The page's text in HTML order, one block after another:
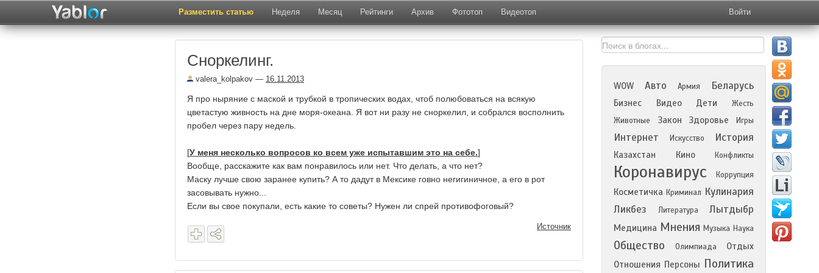
Разместить статью Неделя Месяц Рейтинги Архив Фототоп Видеотоп Войти
Сноркелинг.
valera_kolpakov — 16.11.2013
Я про ныряние с маской и трубкой в тропических водах, чтоб полюбоваться на всякую
цветастую живность на дне моря-океана. Я вот ни разу не сноркелил, и собрался восполнить
пробел через пару недель.
[У меня несколько вопросов ко всем уже испытавшим это на себе.]
Вообще, расскажите как вам понравилось или нет. Что делать, а что нет?
Маску лучше свою заранее купить? А то дадут в Мексике говно негигиничное, а его в рот
засовывать нужно...
Если вы свое покупали, есть какие то советы? Нужен ли спрей противофоговый?
Источник
WOW Авто Армия Беларусь
Бизнес Видео Дети
Жесть
Животные
Закон Здоровье Игры
Интернет Искусство История
Казахстан Кино Конфликты
Коронавирус Коррупция
Косметичка Криминал Кулинария
Ликбез
Литература Лытдыбр
Медицина Мнения Музыка Наука
Общество Олимпиада
Отдых
Отношения Персоны Политика